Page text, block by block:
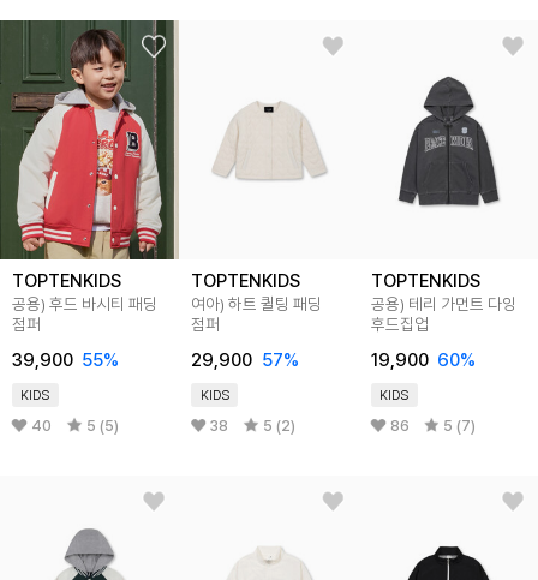
TOPTENKIDS
공용) 후드 바시티 패딩
점퍼
39,900 55%
KIDS
40 5 (5)
TOPTENKIDS
여아) 하트 퀼팅 패딩
점퍼
29,900 57%
KIDS
38 5 (2)
TOPTENKIDS
공용) 테리 가먼트 다잉
후드집업
19,900 60%
KIDS
86 5 (7)